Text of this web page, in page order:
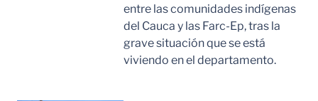
entre las comunidades indígenas
del Cauca y las Farc-Ep, tras la
grave situación que se está
viviendo en el departamento.